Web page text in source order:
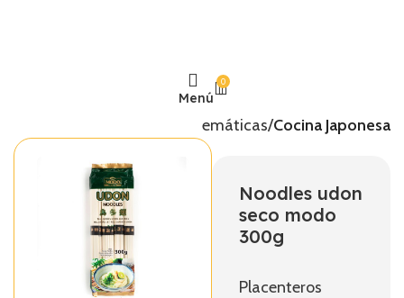
Menú
0
Temáticas Cocina Japonesa
Noodles udon
seco modo
300g
Placenteros